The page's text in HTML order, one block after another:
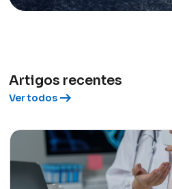
Artigos recentes
Ver todosarrow_right_alt